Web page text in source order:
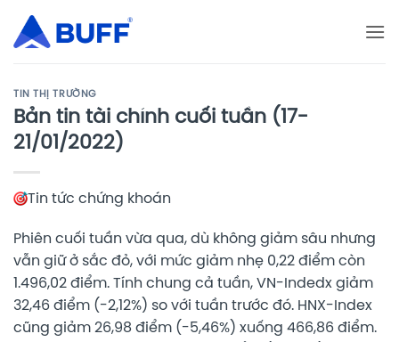
qua
TIN THỊ TRƯỜNG
Bản tin tài chính cuối tuần (17-
21/01/2022)
Tin tức chứng khoán
Phiên cuối tuần vừa qua, dù không giảm sâu nhưng
vẫn giữ ở sắc đỏ, với mức giảm nhẹ 0,22 điểm còn
1.496,02 điểm. Tính chung cả tuần, VN-Indedx giảm
32,46 điểm (-2,12%) so với tuần trước đó. HNX-Index
cũng giảm 26,98 điểm (-5,46%) xuống 466,86 điểm.